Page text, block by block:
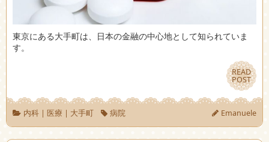
東京にある大手町は、日本の金融の中心地として知られていま
す。
READ
POST
READ
POST
内科| 医療 | 大手町 病院 Emanuele